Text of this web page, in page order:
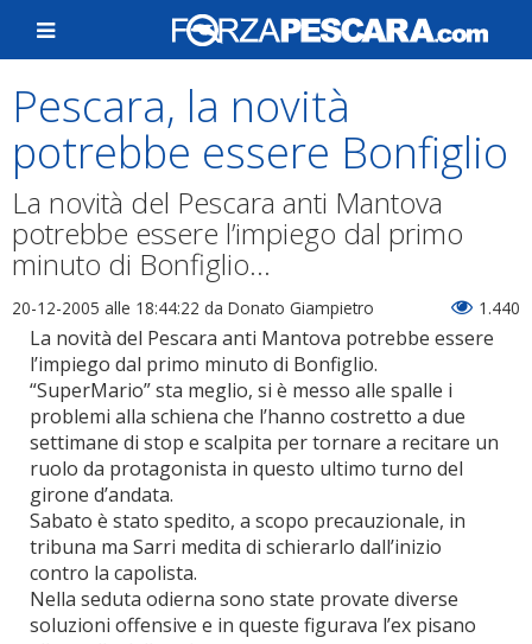
Pescara, la novità
potrebbe essere Bonfiglio
La novità del Pescara anti Mantova
potrebbe essere l’impiego dal primo
minuto di Bonfiglio...
20-12-2005 alle 18:44:22 da Donato Giampietro 1.440
La novità del Pescara anti Mantova potrebbe essere
l’impiego dal primo minuto di Bonfiglio.
“SuperMario” sta meglio, si è messo alle spalle i
problemi alla schiena che l’hanno costretto a due
settimane di stop e scalpita per tornare a recitare un
ruolo da protagonista in questo ultimo turno del
girone d’andata.
Sabato è stato spedito, a scopo precauzionale, in
tribuna ma Sarri medita di schierarlo dall’inizio
contro la capolista.
Nella seduta odierna sono state provate diverse
soluzioni offensive e in queste figurava l’ex pisano